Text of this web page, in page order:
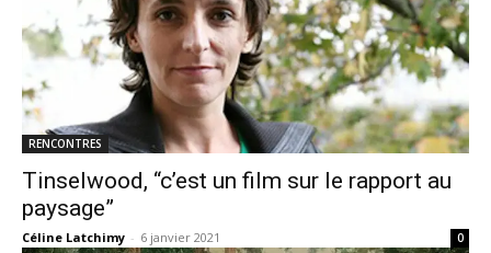
RENCONTRES
Tinselwood, “c’est un film sur le rapport au
paysage”
Céline Latchimy - 6 janvier 2021 0